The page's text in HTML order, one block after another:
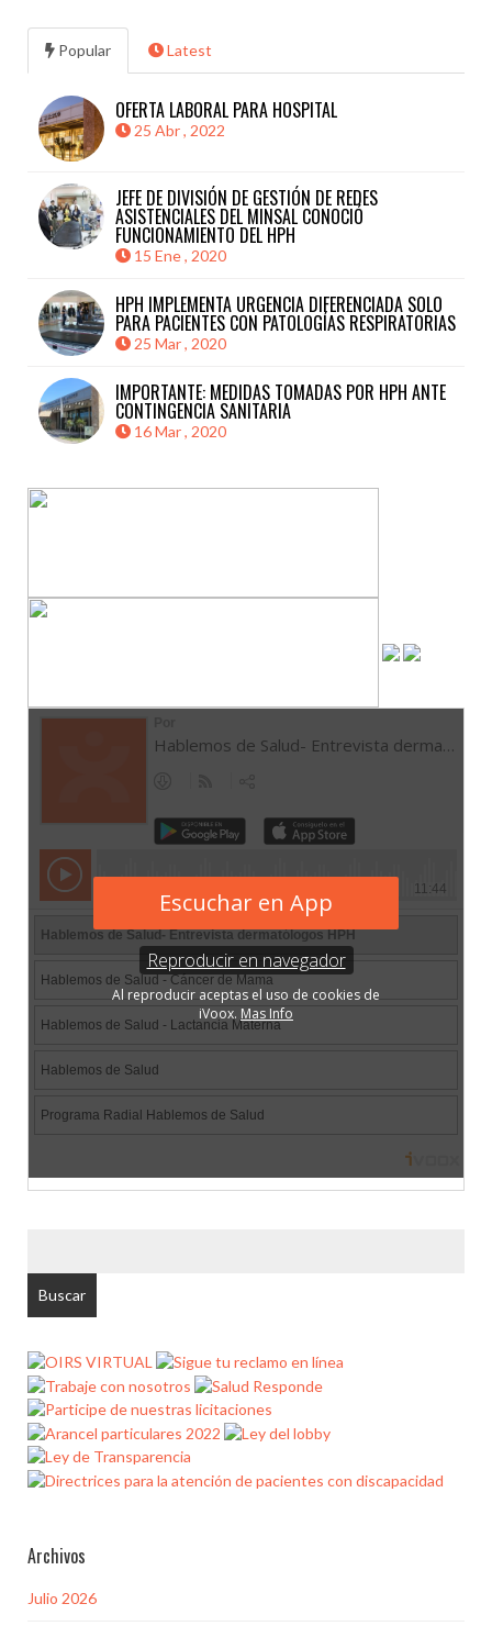
Popular
Latest
OFERTA LABORAL PARA HOSPITAL
25 Abr , 2022
JEFE DE DIVISIÓN DE GESTIÓN DE REDES
ASISTENCIALES DEL MINSAL CONOCIÓ
FUNCIONAMIENTO DEL HPH
15 Ene , 2020
HPH IMPLEMENTA URGENCIA DIFERENCIADA SOLO
PARA PACIENTES CON PATOLOGÍAS RESPIRATORIAS
25 Mar , 2020
IMPORTANTE: MEDIDAS TOMADAS POR HPH ANTE
CONTINGENCIA SANITARIA
16 Mar , 2020
Archivos
Julio 2026